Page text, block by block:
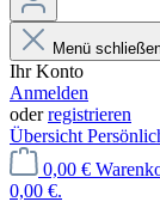
Menü
Ihr Konto
Anmelden
oderregistrieren
Übersicht
0,00 €
0,00 €.